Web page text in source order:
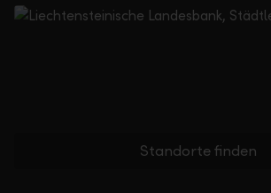
Standorte finden